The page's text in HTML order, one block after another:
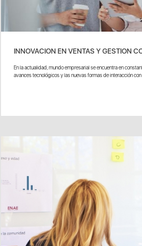
INNOVACION EN VENTAS Y GESTION
En la actualidad, mundo empresarial se encuentra en
avances tecnológicos y las nuevas formas de interacción con